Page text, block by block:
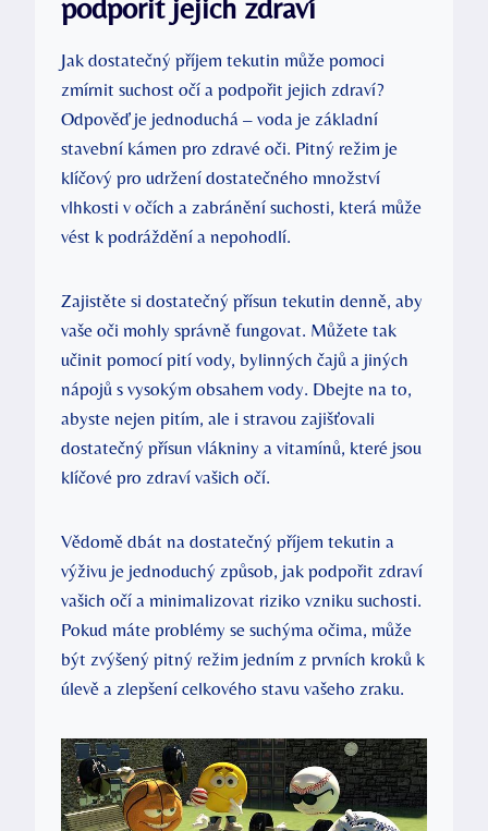
podporit jejich zdraví
Jak dostatečný příjem tekutin může pomoci
zmírnit suchost očí a podpořit jejich zdraví?
Odpověď je jednoduchá – voda je základní
stavební kámen pro zdravé oči. Pitný režim je
klíčový pro udržení dostatečného množství
vlhkosti v očích a zabránění suchosti, která může
vést k podráždění a nepohodlí.
Zajistěte si dostatečný přísun tekutin denně, aby
vaše oči mohly správně fungovat. Můžete tak
učinit pomocí pití vody, bylinných čajů a jiných
nápojů s vysokým obsahem vody. Dbejte na to,
abyste nejen pitím, ale i stravou zajišťovali
dostatečný přísun vlákniny a vitamínů, které jsou
klíčové pro zdraví vašich očí.
Vědomě dbát na dostatečný příjem tekutin a
výživu je jednoduchý způsob, jak podpořit zdraví
vašich očí a minimalizovat riziko vzniku suchosti.
Pokud máte problémy se suchýma očima, může
být zvýšený pitný režim jedním z prvních kroků k
úlevě a zlepšení celkového stavu vašeho zraku.